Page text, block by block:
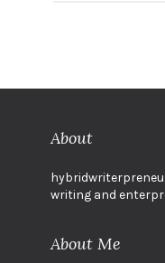
About
writing and
About Me